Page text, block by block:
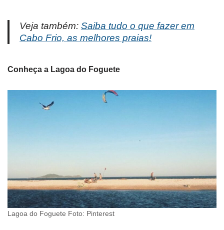
Veja também: Saiba tudo o que fazer em
Cabo Frio, as melhores praias!
Conheça a Lagoa do Foguete
Lagoa do Foguete Foto: Pinterest